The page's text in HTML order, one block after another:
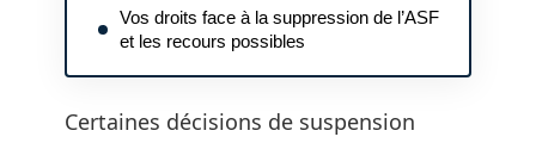
Vos droits face à la suppression de l’ASF
et les recours possibles
Certaines décisions de suspension